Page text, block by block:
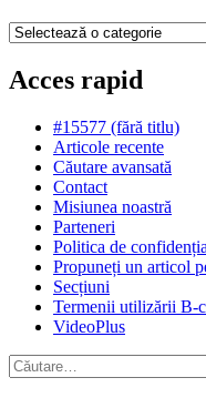
Categorii
Acces rapid
#15577 (fără titlu)
Articole recente
Căutare avansată
Contact
Misiunea noastră
Parteneri
Politica de
Propuneți un articol
Secțiuni
Termenii utilizării B-
VideoPlus
Caută
după: